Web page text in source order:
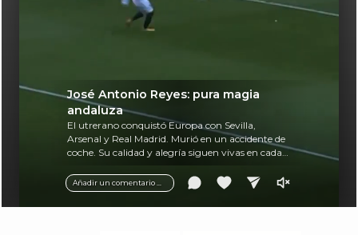
Añadir un comentario ...
José Antonio Reyes: pura magia
andaluza
El utrerano conquistó Europa con Sevilla,
Arsenal y Real Madrid. Murió en un accidente de
coche. Su calidad y alegría siguen vivas en cada